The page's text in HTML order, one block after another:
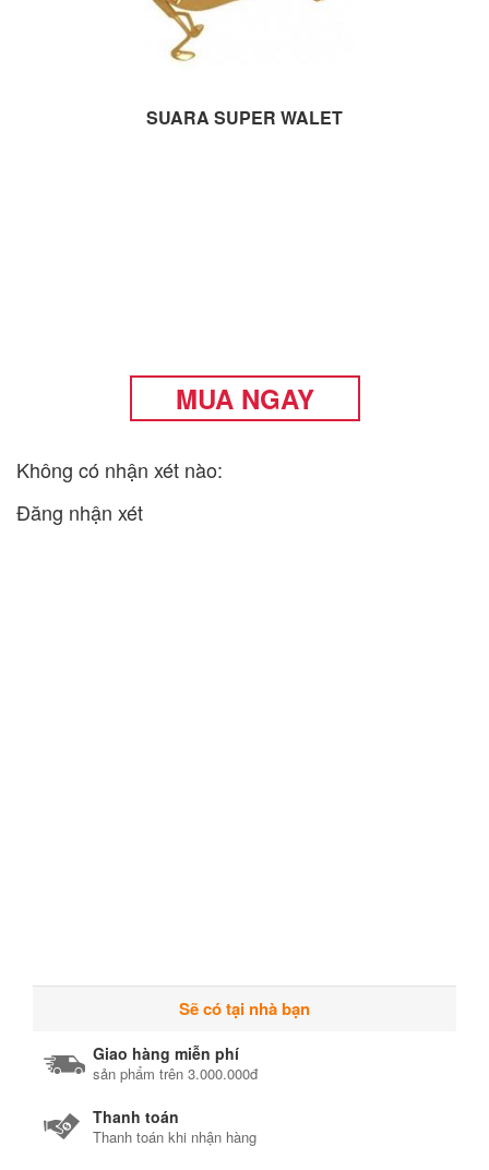
SUARA SUPER WALET
MUA NGAY
Không có nhận xét nào:
Đăng nhận xét
Sẽ có tại nhà bạn
Giao hàng miễn phí
sản phẩm trên 3.000.000đ
Thanh toán
Thanh toán khi nhận hàng